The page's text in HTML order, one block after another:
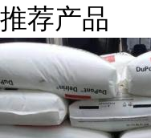
推荐产品